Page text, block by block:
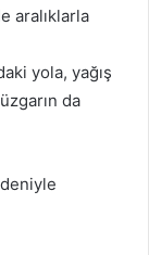
aralıklarla
yola, yağış
da